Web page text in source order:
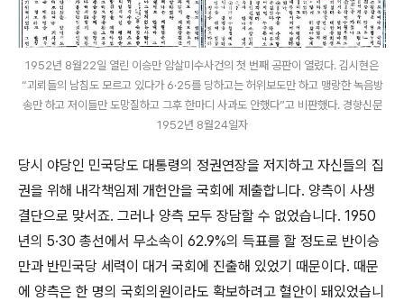
1952년 8월22일 열린 이승만 암살미수사건의 첫 번째 공판이 열렸다. 김시현은
“괴뢰들의 남침도 모르고 있다가 6·25를 당하고는 허위보도만 하고 맹랑한 녹음방
송만 하고 저이들만 도망질하고 그후 한마디 사과도 안했다”고 비판했다. 경향신문
1952년 8월24일자
당시 야당인 민국당도 대통령의 정권연장을 저지하고 자신들의 집
권을 위해 내각책임제 개헌안을 국회에 제출합니다. 양측이 사생
결단으로 맞서죠. 그러나 양측 모두 장담할 수 없었습니다. 1950
년의 5·30 총선에서 무소속이 62.9%의 득표를 할 정도로 반이승
만과 반민국당 세력이 대거 국회에 진출해 있었기 때문이다. 때문
에 양측은 한 명의 국회의원이라도 확보하려고 혈안이 돼있었습니